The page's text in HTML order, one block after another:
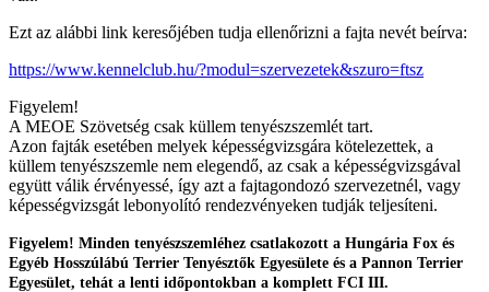
Ezt az alábbi link keresőjében tudja ellenőrizni a fajta nevét beírva:
https://www.kennelclub.hu/?modul=szervezetek&szuro=ftsz
Figyelem!
A MEOE Szövetség csak küllem tenyészszemlét tart.
Azon fajták esetében melyek képességvizsgára kötelezettek, a
küllem tenyészszemle nem elegendő, az csak a képességvizsgával
együtt válik érvényessé, így azt a fajtagondozó szervezetnél, vagy
képességvizsgát lebonyolító rendezvényeken tudják teljesíteni.
Figyelem! Minden tenyészszemléhez csatlakozott a Hungária Fox és
Egyéb Hosszúlábú Terrier Tenyésztők Egyesülete és a Pannon Terrier
Egyesület, tehát a lenti időpontokban a komplett FCI III.